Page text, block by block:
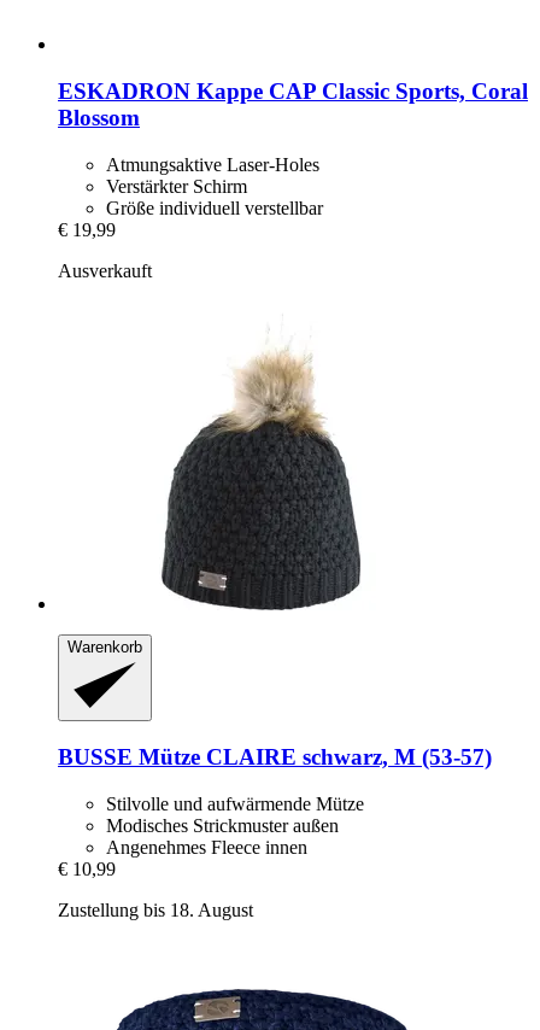
ESKADRON Kappe CAP Classic Sports, Coral
Blossom
Atmungsaktive Laser-Holes
Verstärkter Schirm
Größe individuell verstellbar
€ 19,99
Ausverkauft
Warenkorb
BUSSE Mütze CLAIRE schwarz, M (53-​57)
Stilvolle und aufwärmende Mütze
Modisches Strickmuster außen
Angenehmes Fleece innen
€ 10,99
Zustellung bis 18. August